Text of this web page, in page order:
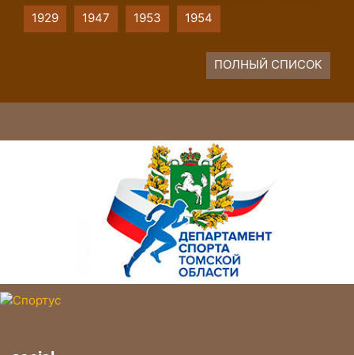
1929 1947 1953 1954
ПОЛНЫЙ СПИСОК